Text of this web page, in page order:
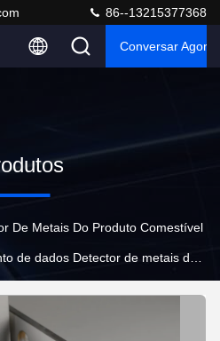
86--13215377368
Conversar Agora
De Metais Do Produto Comestível
de dados Detector de metais de